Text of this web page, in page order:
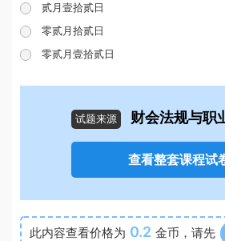
贰月壹拾贰日
零贰月拾贰日
零贰月壹拾贰日
试题来源 财会法规与职
查看整套课程试
此内容查看价格为 0.2 金币，请先